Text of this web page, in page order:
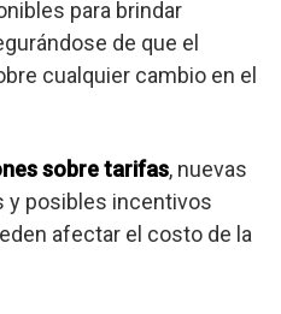
para brindar
de que el
cualquier cambio en el
sobre tarifas, nuevas
y posibles incentivos
afectar el costo de la